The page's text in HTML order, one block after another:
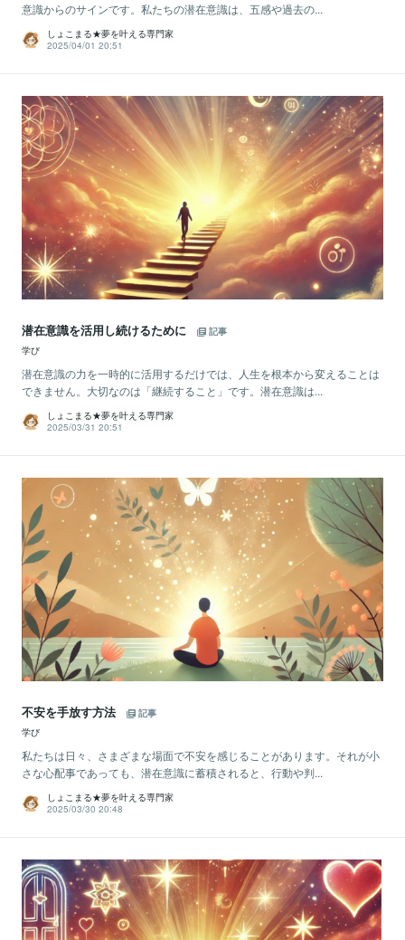
意識からのサインです。私たちの潜在意識は、五感や過去の...
しょこまる★夢を叶える専門家
2025/04/01 20:51
潜在意識を活用し続けるために
記事
学び
潜在意識の力を一時的に活用するだけでは、人生を根本から変えることは
できません。大切なのは「継続すること」です。潜在意識は...
しょこまる★夢を叶える専門家
2025/03/31 20:51
不安を手放す方法
記事
学び
私たちは日々、さまざまな場面で不安を感じることがあります。それが小
さな心配事であっても、潜在意識に蓄積されると、行動や判...
しょこまる★夢を叶える専門家
2025/03/30 20:48